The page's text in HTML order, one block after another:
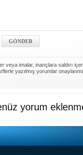
veya imalar, inançlara saldırı
yazılmış yorumlar
yorum